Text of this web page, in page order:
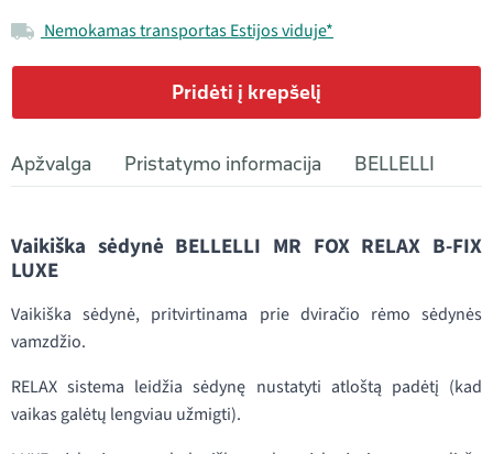
Nemokamas transportas Estijos viduje*
Pridėti į krepšelį
Apžvalga Pristatymo informacija BELLELLI
Vaikiška sėdynė BELLELLI MR FOX RELAX B-FIX
LUXE
Vaikiška sėdynė, pritvirtinama prie dviračio rėmo sėdynės
vamzdžio.
RELAX sistema leidžia sėdynę nustatyti atloštą padėtį (kad
vaikas galėtų lengviau užmigti).